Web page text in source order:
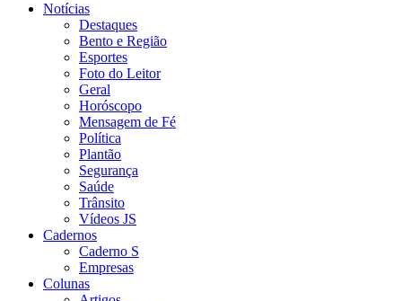
Notícias
Destaques
Bento e Região
Esportes
Foto do Leitor
Geral
Horóscopo
Mensagem de Fé
Política
Plantão
Segurança
Saúde
Trânsito
Vídeos JS
Cadernos
Caderno S
Empresas
Colunas